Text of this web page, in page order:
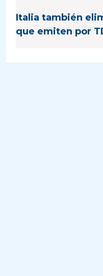
Italia también
que emiten por